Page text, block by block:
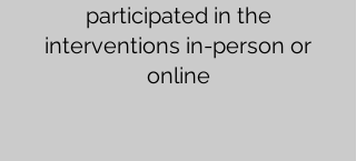
participated in the
interventions in-person or
online​